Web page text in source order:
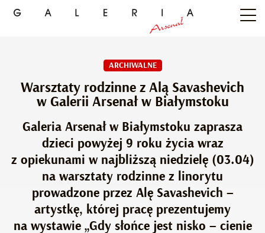
ARCHIWALNE
Warsztaty rodzinne z Alą Savashevich
w Galerii Arsenał w Białymstoku
Galeria Arsenał w Białymstoku zaprasza
dzieci powyżej 9 roku życia wraz
z opiekunami w najbliższą niedzielę (03.04)
na warsztaty rodzinne z linorytu
prowadzone przez Alę Savashevich –
artystkę, której pracę prezentujemy
na wystawie „Gdy słońce jest nisko – cienie